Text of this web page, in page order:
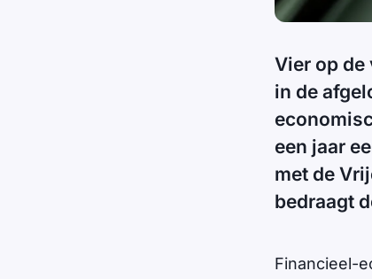
Vier op de
in de
een jaar
met de
bedraagt
Financieel-